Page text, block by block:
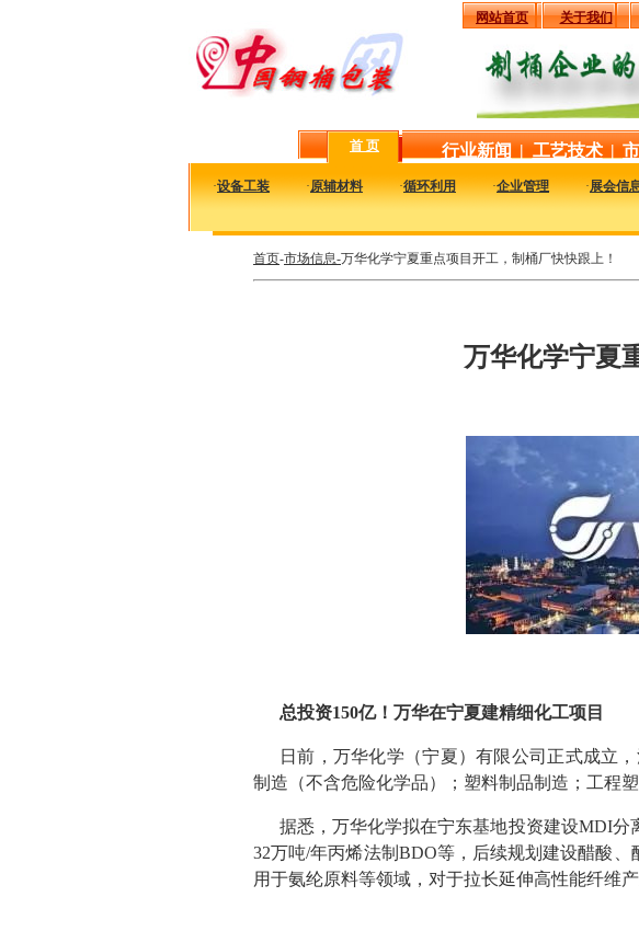
网站首页 关于我们
首 页 行业新闻 | 工艺技术 |
·设备工装 ·原辅材料 ·循环利用 ·企业管理 ·展会信
首页-市场信息-万华化学宁夏重点项目开工，制桶厂快快跟上！
万华化学宁夏
总投资150亿！万华在宁夏建精细化工项目
日前，万华化学（宁夏）有限公司正式成立
制造（不含危险化学品）；塑料制品制造；工程
据悉，万华化学拟在宁东基地投资建设MDI分
32万吨/年丙烯法制BDO等，后续规划建设醋酸
用于氨纶原料等领域，对于拉长延伸高性能纤维